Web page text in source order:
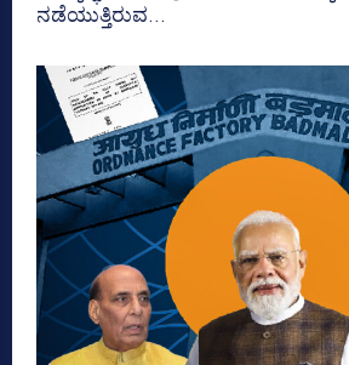
ನಡೆಯುತ್ತಿರುವ...